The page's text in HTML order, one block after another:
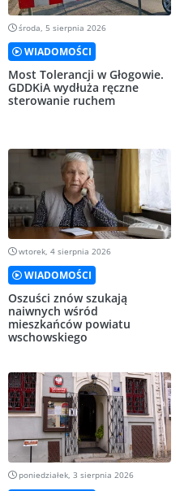
środa, 5 sierpnia 2026
WIADOMOŚCI
Most Tolerancji w Głogowie.
GDDKiA wydłuża ręczne
sterowanie ruchem
wtorek, 4 sierpnia 2026
WIADOMOŚCI
Oszuści znów szukają
naiwnych wśród
mieszkańców powiatu
wschowskiego
poniedziałek, 3 sierpnia 2026